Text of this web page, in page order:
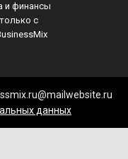
и финансы
с
данных